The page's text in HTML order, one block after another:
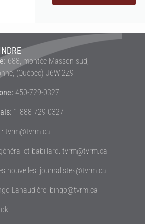
688, montée Masson sud,
(Québec) J6W 2Z9
450-729-0327
1-888-729-0327
tvrm@tvrm.ca
et babillard: tvrm@tvrm.ca
nouvelles: journalistes@tvrm.ca
Lanaudière: bingo@tvrm.ca